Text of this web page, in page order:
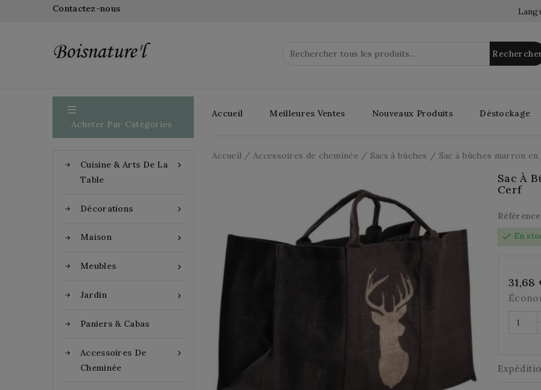
Contactez-nous

Acheter Par Catégories

Cuisine & Arts De La
Table

Décorations

Maison

Meubles

Jardin
Paniers & Cabas

Accessoires De
Cheminée
Accueil Meilleures Ventes Nouveaux Produits Déstockage
Accueil Accessoires de cheminée Sacs à bûches Sac à bûches marron
Sac À
Cerf
Référence
check En
31,68